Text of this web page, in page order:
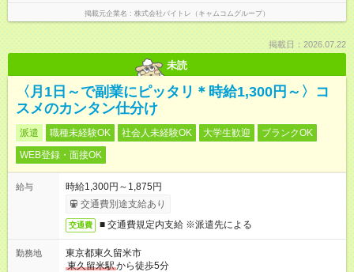
掲載元企業名 株式会社バイトレ（キャムコムグループ）
掲載日：2026.07.22
未読
〈月1日～で副業にピッタリ＊時給1,300円～〉コ
スメのカンタン仕分け
派遣 職種未経験OK 社会人未経験OK 大学生歓迎
ブランクOK
WEB登録・面接OK
給与
時給1,300円～1,875円
交通費別途支給あり
交通費 ■ 交通費規定内支給 ※派遣先による
勤務地
東京都東久留米市
東久留米駅から徒歩5分